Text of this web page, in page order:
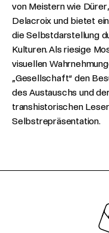
von Meistern wie
Delacroix und bietet
die Selbstdarstellung
Kulturen. Als riesige
visuellen
„Gesellschaft“ den
des Austauschs und
transhistorischen
Selbstrepräsentation.